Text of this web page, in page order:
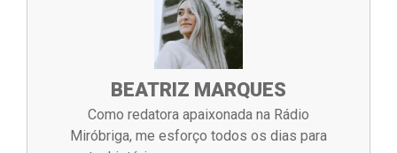
BEATRIZ MARQUES
Como redatora apaixonada na Rádio
Miróbriga, me esforço todos os dias para